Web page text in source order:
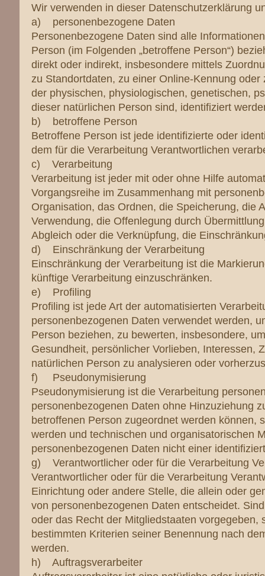
Wir verwenden in dieser Datenschutzerklärung
a) personenbezogene Daten
Personenbezogene Daten sind alle
Person (im Folgenden „betroffene Person“)
direkt oder indirekt, insbesondere mittels
zu Standortdaten, zu einer Online-Kennung
der physischen, physiologischen, genetischen,
dieser natürlichen Person sind, identifiziert
b) betroffene Person
Betroffene Person ist jede identifizierte oder
dem für die Verarbeitung Verantwortlichen
c) Verarbeitung
Verarbeitung ist jeder mit oder ohne Hilfe
Vorgangsreihe im Zusammenhang mit
Organisation, das Ordnen, die Speicherung, die
Verwendung, die Offenlegung durch
Abgleich oder die Verknüpfung, die
d) Einschränkung der Verarbeitung
Einschränkung der Verarbeitung ist die
künftige Verarbeitung einzuschränken.
e) Profiling
Profiling ist jede Art der automatisierten
personenbezogenen Daten verwendet werden,
Person beziehen, zu bewerten, insbesondere,
Gesundheit, persönlicher Vorlieben, Interessen,
natürlichen Person zu analysieren oder
f) Pseudonymisierung
Pseudonymisierung ist die Verarbeitung
personenbezogenen Daten ohne Hinzuziehung
betroffenen Person zugeordnet werden können,
werden und technischen und organisatorischen
personenbezogenen Daten nicht einer
g) Verantwortlicher oder für die Verarbeitung
Verantwortlicher oder für die Verarbeitung
Einrichtung oder andere Stelle, die allein oder
von personenbezogenen Daten entscheidet.
oder das Recht der Mitgliedstaaten
bestimmten Kriterien seiner Benennung nach
werden.
h) Auftragsverarbeiter